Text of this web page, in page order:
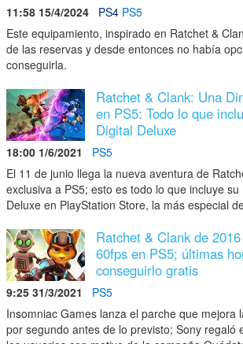
11:58 15/4/2024 PS4 PS5
Este equipamiento, inspirado en Ratchet &
de las reservas y desde entonces no había
conseguirla.
Ratchet & Clank: Una
en PS5: Todo lo que
Digital Deluxe
18:00 1/6/2021
PS5
El 11 de junio llega la nueva aventura de
exclusiva a PS5; esto es todo lo que incluye su
Deluxe en PlayStation Store, la más especial
Ratchet & Clank de
60fps en PS5; últimas
conseguirlo gratis
9:25 31/3/2021
PS5
Insomniac Games lanza el parche que mejora
por segundo antes de lo previsto; Sony regaló